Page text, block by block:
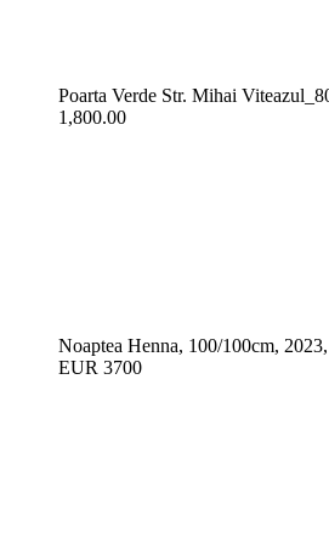
Poarta Verde Str. Mihai
1,800.00
Noaptea Henna, 100/100cm,
EUR 3700